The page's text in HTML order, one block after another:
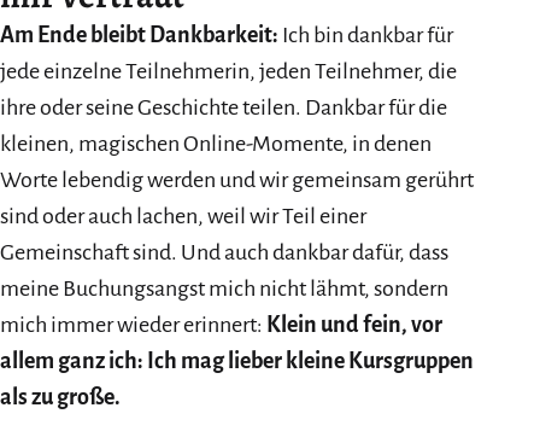
Am Ende bleibt Dankbarkeit: Ich bin dankbar für
jede einzelne Teilnehmerin, jeden Teilnehmer, die
ihre oder seine Geschichte teilen. Dankbar für die
kleinen, magischen Online-Momente, in denen
Worte lebendig werden und wir gemeinsam gerührt
sind oder auch lachen, weil wir Teil einer
Gemeinschaft sind. Und auch dankbar dafür, dass
meine Buchungsangst mich nicht lähmt, sondern
mich immer wieder erinnert: Klein und fein, vor
allem ganz ich: Ich mag lieber kleine Kursgruppen
als zu große.